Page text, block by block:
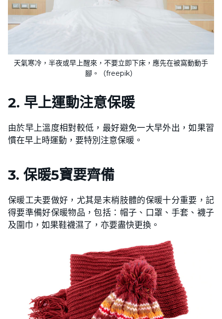
天氣寒冷，半夜或早上醒來，不要立即下床，應先在被窩動動手
腳。（freepik）
2. 早上運動注意保暖
由於早上溫度相對較低，最好避免一大早外出，如果習
慣在早上時運動，要特別注意保暖。
3. 保暖5寶要齊備
保暖工夫要做好，尤其是末梢肢體的保暖十分重要，記
得要準備好保暖物品，包括：帽子、口罩、手套、襪子
及圍巾，如果鞋襪濕了，亦要盡快更換。